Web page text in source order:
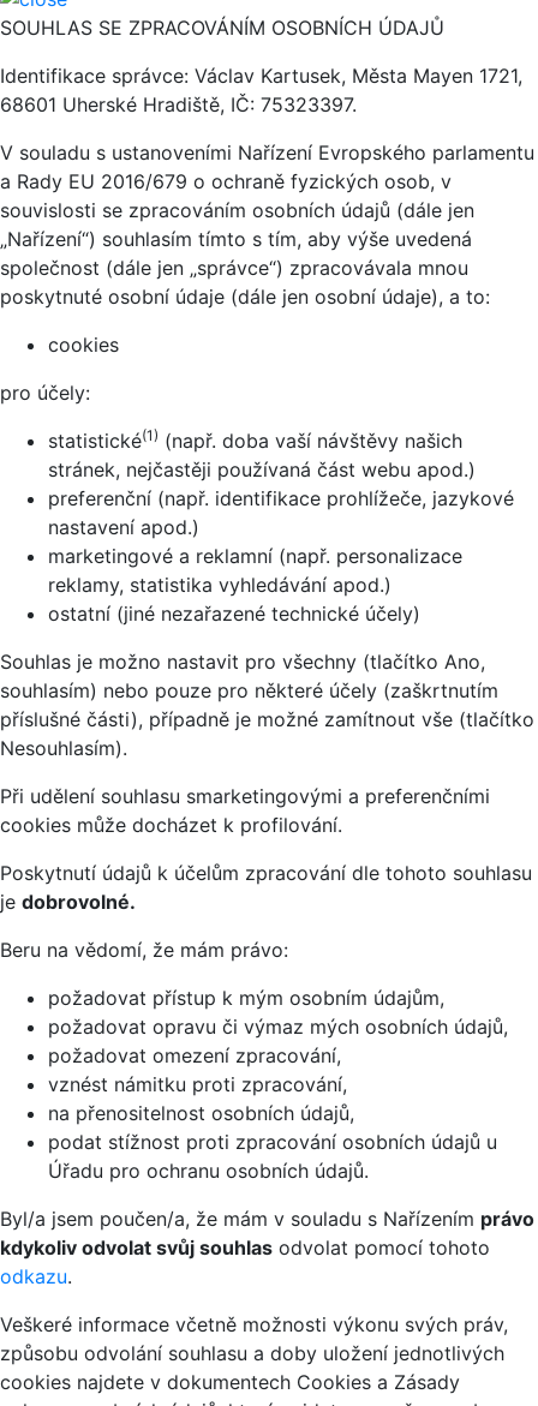
SOUHLAS SE ZPRACOVÁNÍM OSOBNÍCH ÚDAJŮ
Identifikace správce: Václav Kartusek, Města Mayen 1721,
68601 Uherské Hradiště, IČ: 75323397.
V souladu s ustanoveními Nařízení Evropského parlamentu
a Rady EU 2016/679 o ochraně fyzických osob, v
souvislosti se zpracováním osobních údajů (dále jen
„Nařízení“) souhlasím tímto s tím, aby výše uvedená
společnost (dále jen „správce“) zpracovávala mnou
poskytnuté osobní údaje (dále jen osobní údaje), a to:
cookies
pro účely:
statistické(1) (např. doba vaší návštěvy našich
stránek, nejčastěji používaná část webu apod.)
preferenční (např. identifikace prohlížeče, jazykové
nastavení apod.)
marketingové a reklamní (např. personalizace
reklamy, statistika vyhledávání apod.)
ostatní (jiné nezařazené technické účely)
Souhlas je možno nastavit pro všechny (tlačítko Ano,
souhlasím) nebo pouze pro některé účely (zaškrtnutím
příslušné části), případně je možné zamítnout vše (tlačítko
Nesouhlasím).
Při udělení souhlasu smarketingovými a preferenčními
cookies může docházet k profilování.
Poskytnutí údajů k účelům zpracování dle tohoto souhlasu
je dobrovolné.
Beru na vědomí, že mám právo:
požadovat přístup k mým osobním údajům,
požadovat opravu či výmaz mých osobních údajů,
požadovat omezení zpracování,
vznést námitku proti zpracování,
na přenositelnost osobních údajů,
podat stížnost proti zpracování osobních údajů u
Úřadu pro ochranu osobních údajů.
Byl/a jsem poučen/a, že mám v souladu s Nařízením právo
kdykoliv odvolat svůj souhlas odvolat pomocí tohoto
odkazu.
Veškeré informace včetně možnosti výkonu svých práv,
způsobu odvolání souhlasu a doby uložení jednotlivých
cookies najdete v dokumentech Cookies a Zásady